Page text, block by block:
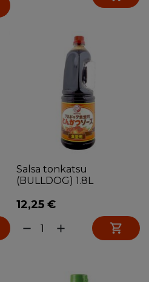
Salsa tonkatsu
(BULLDOG) 1.8L
12,25 €
remove add 